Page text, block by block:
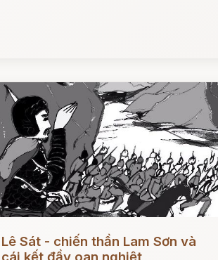
Lê Sát - chiến thần Lam Sơn và